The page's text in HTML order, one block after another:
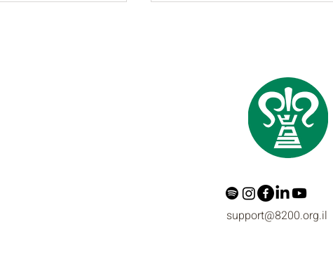
"דגיג" - מערכת לסריקת
הספקטרום בתחום התג"מ הטקטי
support@8200.org.il